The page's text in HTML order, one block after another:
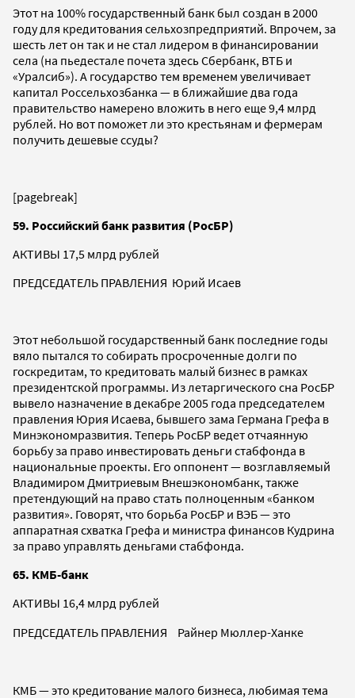
Этот на 100% государственный банк был создан в 2000
году для кредитования сельхозпредприятий. Впрочем, за
шесть лет он так и не стал лидером в финансировании
села (на пьедестале почета здесь Сбербанк, ВТБ и
«Уралсиб»). А государство тем временем увеличивает
капитал Россельхозбанка — в ближайшие два года
правительство намерено вложить в него еще 9,4 млрд
рублей. Но вот поможет ли это крестьянам и фермерам
получить дешевые ссуды?
[pagebreak]
59. Российский банк развития (РосБР)
АКТИВЫ 17,5 млрд рублей
ПРЕДСЕДАТЕЛЬ ПРАВЛЕНИЯ Юрий Исаев
Этот небольшой государственный банк последние годы
вяло пытался то собирать просроченные долги по
госкредитам, то кредитовать малый бизнес в рамках
президентской программы. Из летаргического сна РосБР
вывело назначение в декабре 2005 года председателем
правления Юрия Исаева, бывшего зама Германа Грефа в
Минэкономразвития. Теперь РосБР ведет отчаянную
борьбу за право инвестировать деньги стабфонда в
национальные проекты. Его оппонент — возглавляемый
Владимиром Дмитриевым Внешэкономбанк, также
претендующий на право стать полноценным «банком
развития». Говорят, что борьба РосБР и ВЭБ — это
аппаратная схватка Грефа и министра финансов Кудрина
за право управлять деньгами стабфонда.
65. КМБ-банк
АКТИВЫ 16,4 млрд рублей
ПРЕДСЕДАТЕЛЬ ПРАВЛЕНИЯ Райнер Мюллер-Ханке
КМБ — это кредитование малого бизнеса, любимая тема